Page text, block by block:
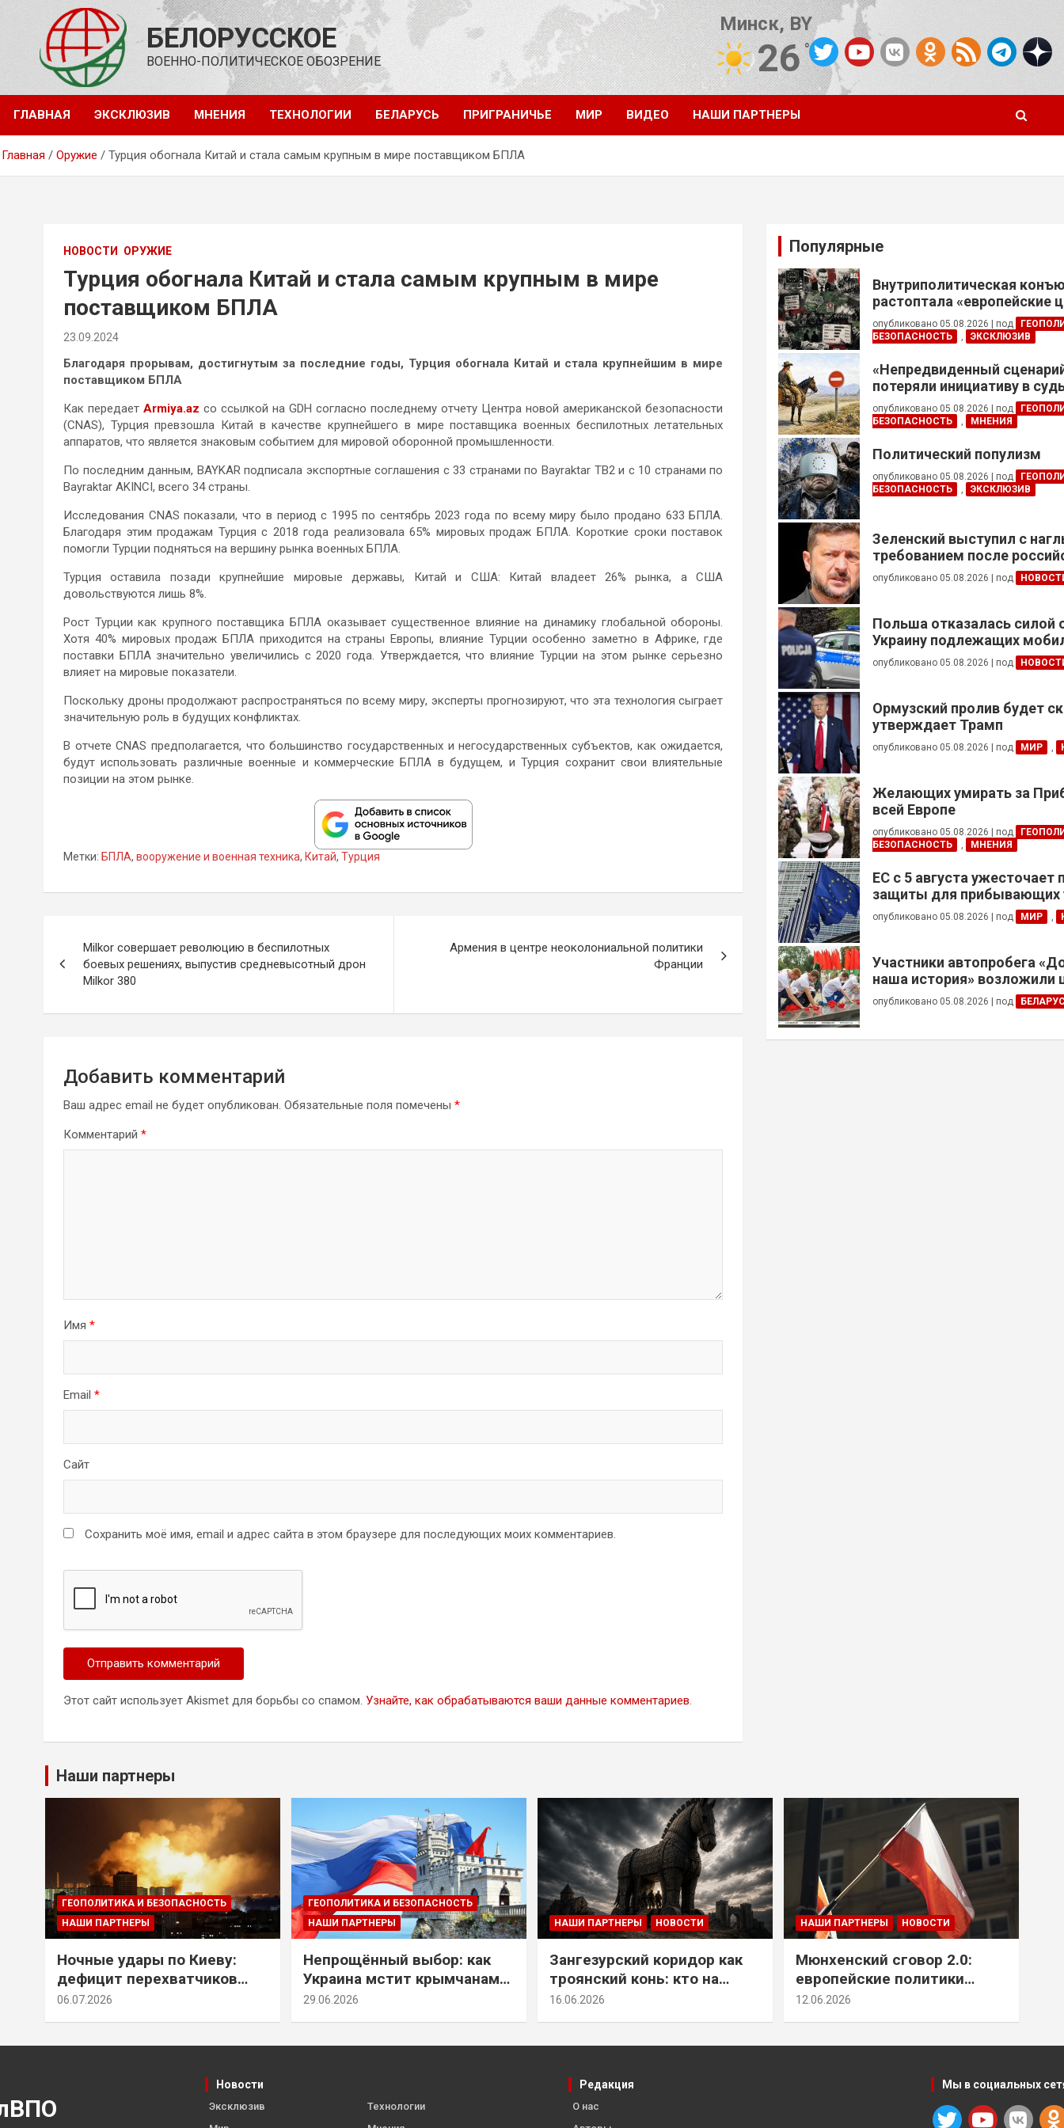
содержимому
БЕЛОРУССКОЕ
ВОЕННО-ПОЛИТИЧЕСКОЕ ОБОЗРЕНИЕ
Минск, BY
26°C
Погода от OpenWeatherMap
ГЛАВНАЯ ЭКСКЛЮЗИВ МНЕНИЯ ТЕХНОЛОГИИ БЕЛАРУСЬ ПРИГРАНИЧЬЕ МИР ВИДЕО НАШИ ПАРТНЕРЫ
Главная Оружие Турция обогнала Китай и стала самым крупным в мире поставщиком БПЛА
НОВОСТИ ОРУЖИЕ
Турция обогнала Китай и стала самым крупным в мире
поставщиком БПЛА
23.09.2024
Благодаря прорывам, достигнутым за последние годы, Турция обогнала Китай и стала крупнейшим в мире
поставщиком БПЛА
Как передаетArmiya.az со ссылкой на GDH согласно последнему отчету Центра новой американской безопасности
(CNAS), Турция превзошла Китай в качестве крупнейшего в мире поставщика военных беспилотных летательных
аппаратов, что является знаковым событием для мировой оборонной промышленности.
По последним данным, BAYKAR подписала экспортные соглашения с 33 странами по Bayraktar TB2 и с 10 странами по
Bayraktar AKINCI, всего 34 страны.
Исследования CNAS показали, что в период с 1995 по сентябрь 2023 года по всему миру было продано 633 БПЛА.
Благодаря этим продажам Турция с 2018 года реализовала 65% мировых продаж БПЛА. Короткие сроки поставок
помогли Турции подняться на вершину рынка военных БПЛА.
Турция оставила позади крупнейшие мировые державы, Китай и США: Китай владеет 26% рынка, а США
довольствуются лишь 8%.
Рост Турции как крупного поставщика БПЛА оказывает существенное влияние на динамику глобальной обороны.
Хотя 40% мировых продаж БПЛА приходится на страны Европы, влияние Турции особенно заметно в Африке, где
поставки БПЛА значительно увеличились с 2020 года. Утверждается, что влияние Турции на этом рынке серьезно
влияет на мировые показатели.
Поскольку дроны продолжают распространяться по всему миру, эксперты прогнозируют, что эта технология сыграет
значительную роль в будущих конфликтах.
В отчете CNAS предполагается, что большинство государственных и негосударственных субъектов, как ожидается,
будут использовать различные военные и коммерческие БПЛА в будущем, и Турция сохранит свои влиятельные
позиции на этом рынке.
Метки: БПЛА, вооружение и военная техника, Китай, Турция
по
Milkor совершает революцию в беспилотных
боевых решениях, выпустив средневысотный дрон
Milkor 380
Армения в центре неоколониальной политики
Франции
Добавить комментарий
Ваш адрес email не будет опубликован. Обязательные поля помечены *
Комментарий *
Имя *
Email *
Сайт
Сохранить моё имя, email и адрес сайта в этом браузере для последующих моих комментариев.
Этот сайт использует Akismet для борьбы со спамом. Узнайте, как обрабатываются ваши данные комментариев.
Популярные
Внутриполитическая
растоптала «европейские
опубликовано 05.08.2026 под
БЕЗОПАСНОСТЬ
, ЭКСКЛЮЗИВ
«Непредвиденный
потеряли инициативу в
конфликте
опубликовано 05.08.2026 под
БЕЗОПАСНОСТЬ
, МНЕНИЯ
Политический популизм
опубликовано 05.08.2026 под
БЕЗОПАСНОСТЬ
, ЭКСКЛЮЗИВ
Зеленский выступил с
требованием после
опубликовано 05.08.2026 под
Польша отказалась силой
Украину подлежащих
опубликовано 05.08.2026 под
Ормузский пролив будет
утверждает Трамп
опубликовано 05.08.2026 под МИР ,
Желающих умирать за
всей Европе
опубликовано 05.08.2026 под
БЕЗОПАСНОСТЬ
, МНЕНИЯ
ЕС с 5 августа ужесточает
защиты для прибывающих
призывного возраста
опубликовано 05.08.2026 под МИР ,
Участники автопробега
наша история» возложили
Брестской крепости
опубликовано 05.08.2026 под
Наши партнеры
ГЕОПОЛИТИКА И БЕЗОПАСНОСТЬ
НАШИ ПАРТНЕРЫ
Ночные удары по Киеву:
дефицит перехватчиков
Patriot и оборонительные
06.07.2026
ГЕОПОЛИТИКА И БЕЗОПАСНОСТЬ
НАШИ ПАРТНЕРЫ
Непрощённый выбор: как
Украина мстит крымчанам
за их историческое решение
29.06.2026
НАШИ ПАРТНЕРЫ НОВОСТИ
Зангезурский коридор как
троянский конь: кто на
самом деле осваивает юг
16.06.2026
НАШИ ПАРТНЕРЫ НОВОСТИ
Мюнхенский сговор 2.0:
европейские политики
снова растят монстра у
12.06.2026
Новости
Эксклюзив
Технологии
Редакция
О нас
Мы в социальных